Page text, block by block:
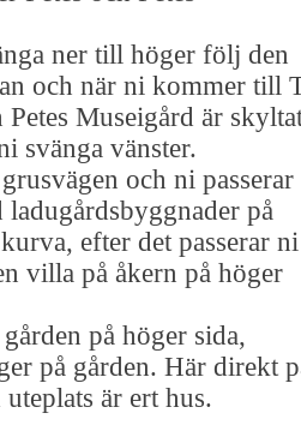
ner till höger följ den
och när ni kommer till
Museigård är
svänga vänster.
och ni passerar
ladugårdsbyggnader på
efter det passerar ni
villa på åkern på höger
på höger sida,
på gården. Här direkt
är ert hus.